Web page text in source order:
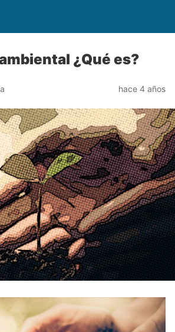
¿Qué es?
hace 4 años